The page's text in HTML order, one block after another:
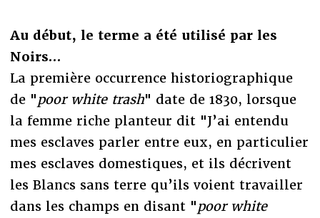
Au début, le terme a été utilisé par les
Noirs…
La première occurrence historiographique
de "poor white trash" date de 1830, lorsque
la femme riche planteur dit "J’ai entendu
mes esclaves parler entre eux, en particulier
mes esclaves domestiques, et ils décrivent
les Blancs sans terre qu’ils voient travailler
dans les champs en disant "poor white